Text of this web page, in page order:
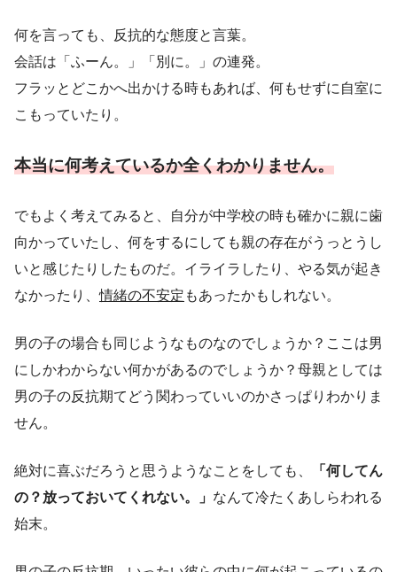
何を言っても、反抗的な態度と言葉。
会話は「ふーん。」「別に。」の連発。
フラッとどこかへ出かける時もあれば、何もせずに自室に
こもっていたり。
本当に何考えているか全くわかりません。
でもよく考えてみると、自分が中学校の時も確かに親に歯
向かっていたし、何をするにしても親の存在がうっとうし
いと感じたりしたものだ。イライラしたり、やる気が起き
なかったり、情緒の不安定 もあったかもしれない。
男の子の場合も同じようなものなのでしょうか？ここは男
にしかわからない何かがあるのでしょうか？母親としては
男の子の反抗期てどう関わっていいのかさっぱりわかりま
せん。
絶対に喜ぶだろうと思うようなことをしても、
「何してん
の？放っておいてくれない。」 なんて冷たくあしらわれる
始末。